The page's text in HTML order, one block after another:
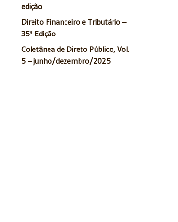
edição
Direito Financeiro e Tributário –
35ª Edição
Coletânea de Direto Público, Vol.
5 – junho/dezembro/2025